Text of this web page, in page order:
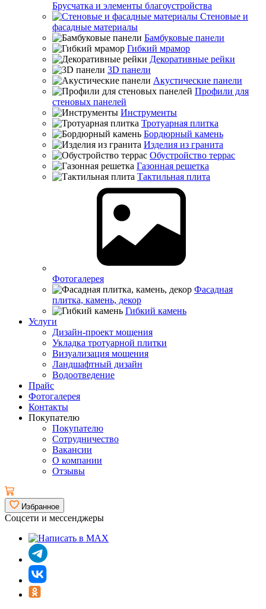
Брусчатка и элементы благоустройства
Стеновые и
фасадные материалы
Бамбуковые панели
Гибкий мрамор
Декоративные рейки
3D панели
Акустические панели
Профили для
стеновых панелей
Инструменты
Тротуарная плитка
Бордюрный камень
Изделия из гранита
Обустройство террас
Газонная решетка
Тактильная плита
Фотогалерея
Фасадная
плитка, камень, декор
Гибкий камень
Услуги
Дизайн-проект мощения
Укладка тротуарной плитки
Визуализация мощения
Ландшафтный дизайн
Водоотведение
Прайс
Фотогалерея
Контакты
Покупателю
Покупателю
Сотрудничество
Вакансии
О компании
Отзывы
Избранное
Соцсети и мессенджеры